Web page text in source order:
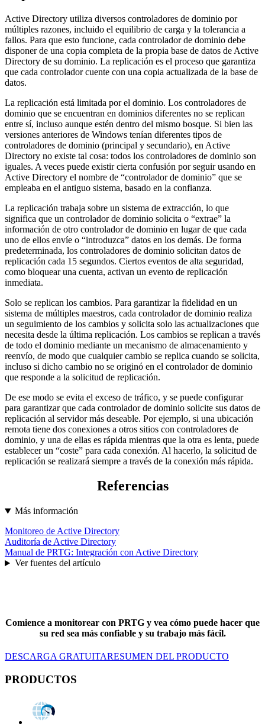
Active Directory utiliza diversos controladores de dominio por
múltiples razones, incluido el equilibrio de carga y la tolerancia a
fallos. Para que esto funcione, cada controlador de dominio debe
disponer de una copia completa de la propia base de datos de Active
Directory de su dominio. La replicación es el proceso que garantiza
que cada controlador cuente con una copia actualizada de la base de
datos.
La replicación está limitada por el dominio. Los controladores de
dominio que se encuentran en dominios diferentes no se replican
entre sí, incluso aunque estén dentro del mismo bosque. Si bien las
versiones anteriores de Windows tenían diferentes tipos de
controladores de dominio (principal y secundario), en Active
Directory no existe tal cosa: todos los controladores de dominio son
iguales. A veces puede existir cierta confusión por seguir usando en
Active Directory el nombre de “controlador de dominio” que se
empleaba en el antiguo sistema, basado en la confianza.
La replicación trabaja sobre un sistema de extracción, lo que
significa que un controlador de dominio solicita o “extrae” la
información de otro controlador de dominio en lugar de que cada
uno de ellos envíe o “introduzca” datos en los demás. De forma
predeterminada, los controladores de dominio solicitan datos de
replicación cada 15 segundos. Ciertos eventos de alta seguridad,
como bloquear una cuenta, activan un evento de replicación
inmediata.
Solo se replican los cambios. Para garantizar la fidelidad en un
sistema de múltiples maestros, cada controlador de dominio realiza
un seguimiento de los cambios y solicita solo las actualizaciones que
necesita desde la última replicación. Los cambios se replican a través
de todo el dominio mediante un mecanismo de almacenamiento y
reenvío, de modo que cualquier cambio se replica cuando se solicita,
incluso si dicho cambio no se originó en el controlador de dominio
que responde a la solicitud de replicación.
De ese modo se evita el exceso de tráfico, y se puede configurar
para garantizar que cada controlador de dominio solicite sus datos de
replicación al servidor más deseable. Por ejemplo, si una ubicación
remota tiene dos conexiones a otros sitios con controladores de
dominio, y una de ellas es rápida mientras que la otra es lenta, puede
establecer un “coste” para cada conexión. Al hacerlo, la solicitud de
replicación se realizará siempre a través de la conexión más rápida.
Referencias
Más información
Monitoreo de Active Directory
Auditoría de Active Directory
Manual de PRTG: Integración con Active Directory
Ver fuentes del artículo
Comience a monitorear con PRTG y vea cómo puede hacer que
su red sea más confiable y su trabajo más fácil.
DESCARGA GRATUITARESUMEN DEL PRODUCTO
PRODUCTOS